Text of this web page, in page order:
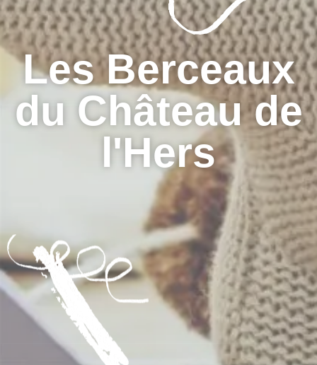
Les Berceaux
du Château de
l'Hers